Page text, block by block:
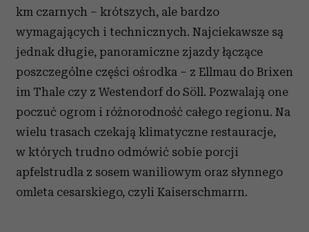
km czarnych – krótszych, ale bardzo
wymagających i technicznych. Najciekawsze są
jednak długie, panoramiczne zjazdy łączące
poszczególne części ośrodka – z Ellmau do Brixen
im Thale czy z Westendorf do Söll. Pozwalają one
poczuć ogrom i różnorodność całego regionu. Na
wielu trasach czekają klimatyczne restauracje,
w których trudno odmówić sobie porcji
apfelstrudla z sosem waniliowym oraz słynnego
omleta cesarskiego, czyli Kaiserschmarrn.